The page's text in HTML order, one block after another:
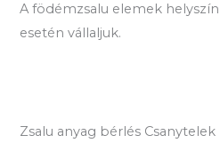
A födémzsalu elemek
esetén vállaljuk.
Zsalu anyag bérlés Csanytelek